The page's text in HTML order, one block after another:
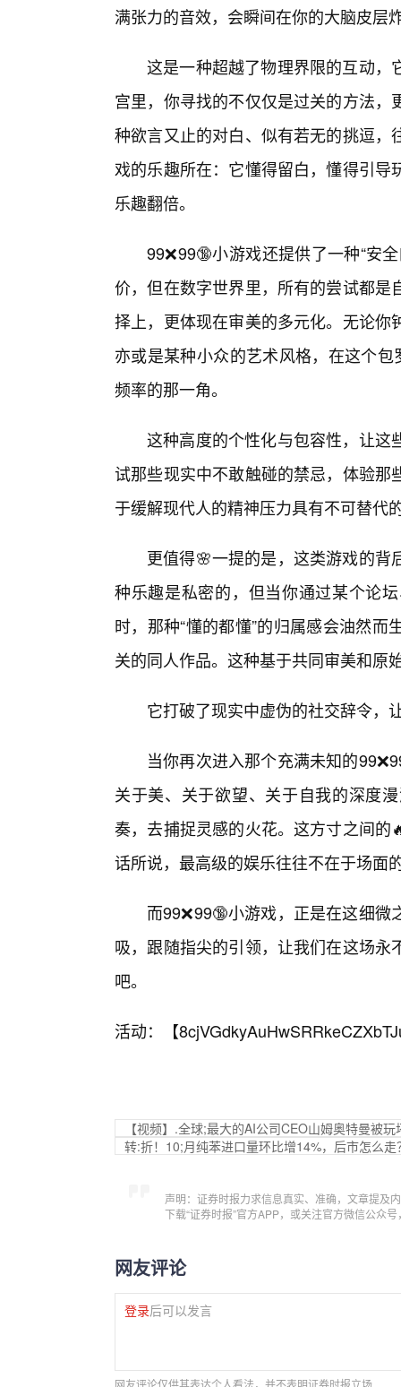
满张力的音效，会瞬间在你的大脑皮层
这是一种超越了物理界限的互动，
宫里，你寻找的不仅仅是过关的方法
种欲言又止的对白、似有若无的挑逗
戏的乐趣所在：它懂得留白，懂得引
乐趣翻倍。
99❌99🔞小游戏还提供了一种“安
价，但在数字世界里，所有的尝试都
择上，更体现在审美的多元化。无论
亦或是某种小众的艺术风格，在这个包
频率的那一角。
这种高度的个性化与包容性，让这
试那些现实中不敢触碰的禁忌，体验
于缓解现代人的精神压力具有不可替代
更值得🌸一提的是，这类游戏的
种乐趣是私密的，但当你通过某个论
时，那种“懂的都懂”的归属感会油然
关的同人作品。这种基于共同审美和原
它打破了现实中虚伪的社交辞令，
当你再次进入那个充满未知的
关于美、关于欲望、关于自我的深度
奏，去捕捉灵感的火花。这方寸之间
话所说，最高级的娱乐往往不在于场面
而99❌99🔞小游戏，正是在这细
吸，跟随指尖的引领，让我们在这场
吧。
活动：【
【视频】.全球;最大的AI公司CEO山姆奥特曼被玩
转:折！10;月纯苯进口量环比增14%，后市怎么走
声明：证券时报力求信息真实、准确，文章提及
下载“证券时报”官方APP，或关注官方微信公众
网友评论
登录后可以发言
网友评论仅供其表达个人看法，并不表明证券时报立场